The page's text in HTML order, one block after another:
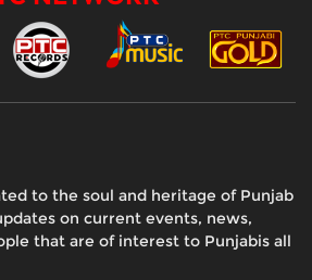
to the soul and heritage of Punjab
on current events, news,
that are of interest to Punjabis all